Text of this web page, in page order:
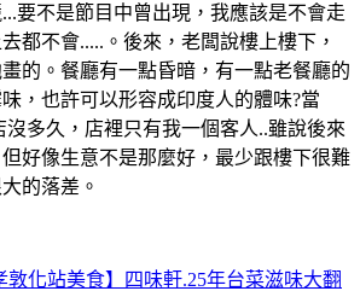
要不是節目中曾出現，我應該是不會走
都不會.....。後來，老闆說樓上樓下，
的。餐廳有一點昏暗，有一點老餐廳的
，也許可以形容成印度人的體味?當
沒多久，店裡只有我一個客人..雖說後來
好像生意不是那麼好，最少跟樓下很難
的落差。
敦化站美食】四味軒.25年台菜滋味大翻